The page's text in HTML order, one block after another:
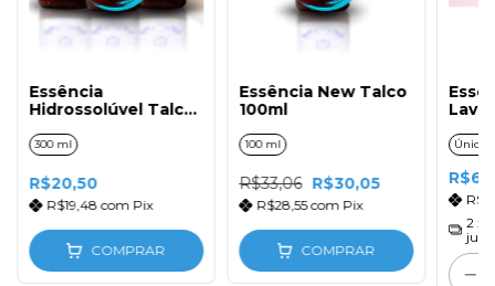
Essência
Hidrossolúvel Talco
300 ml
R$20,50
R$19,48 com Pix
COMPRAR
Essência New Talco
100ml
100 ml
R$33,06 R$30,05
R$28,55com Pix
COMPRAR
Único
2 x